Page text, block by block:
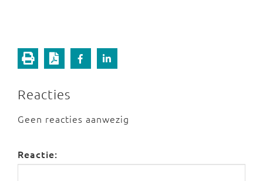
Reacties
Geen reacties aanwezig
Reactie: